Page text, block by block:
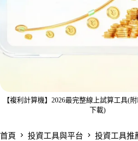
【複利計算機】2026最完整線上試算工具(附
下載)
首頁 投資工具與平台
投資工具推